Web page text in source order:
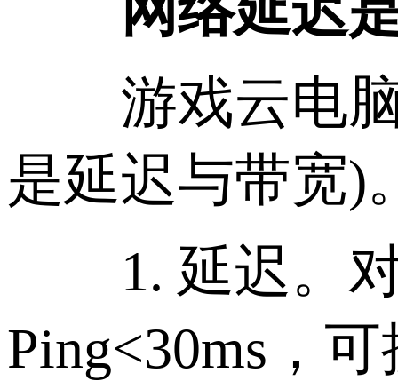
游戏云电脑
是延迟与带宽)
1. 延迟。对
Ping<30ms，